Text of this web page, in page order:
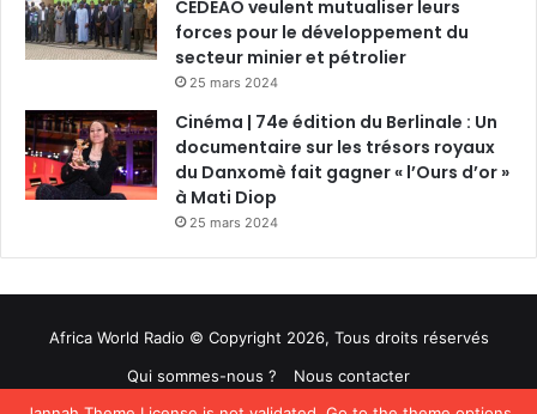
CEDEAO veulent mutualiser leurs
forces pour le développement du
secteur minier et pétrolier
25 mars 2024
Cinéma | 74e édition du Berlinale : Un
documentaire sur les trésors royaux
du Danxomè fait gagner « l’Ours d’or »
à Mati Diop
25 mars 2024
Africa World Radio © Copyright 2026, Tous droits réservés
Qui sommes-nous ?
Nous contacter